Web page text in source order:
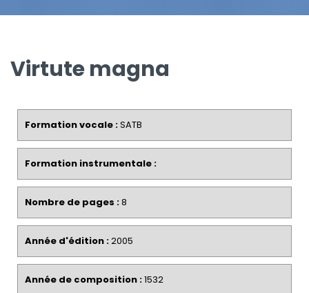
Virtute magna
Formation vocale :SATB
Formation instrumentale :
Nombre de pages :8
Année d'édition :2005
Année de composition :1532